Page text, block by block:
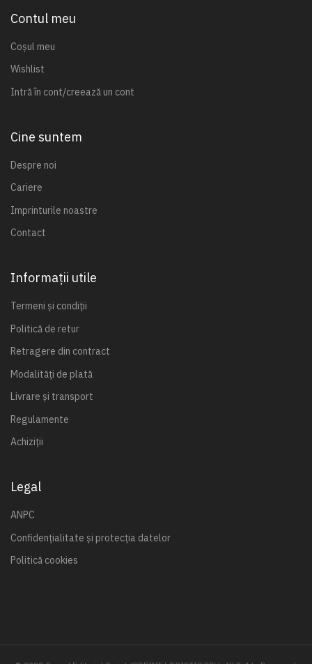
Contul meu
Coșul meu
Wishlist
Intră în cont/creează un cont
Cine suntem
Despre noi
Cariere
Imprinturile noastre
Contact
Informații utile
Termeni și condiții
Politică de retur
Retragere din contract
Modalități de plată
Livrare și transport
Regulamente
Achiziții
Legal
ANPC
Confidențialitate și protecția datelor
Politică cookies